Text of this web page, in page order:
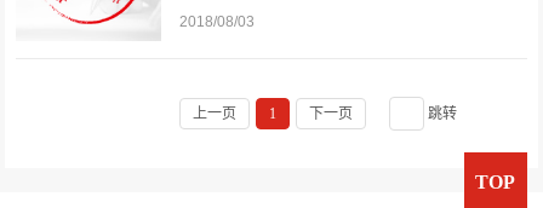
19日出生，汉族，住福建省长乐市。委托代理人师律
2018/08/03
上一页 1 下一页 跳转
TOP